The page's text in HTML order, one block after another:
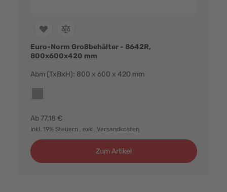
Euro-Norm Großbehälter - 8642R,
800x600x420 mm
Abm (TxBxH): 800 x 600 x 420 mm
Ab 77,18 €
Inkl. 19% Steuern , exkl. Versandkosten
Zum Artikel